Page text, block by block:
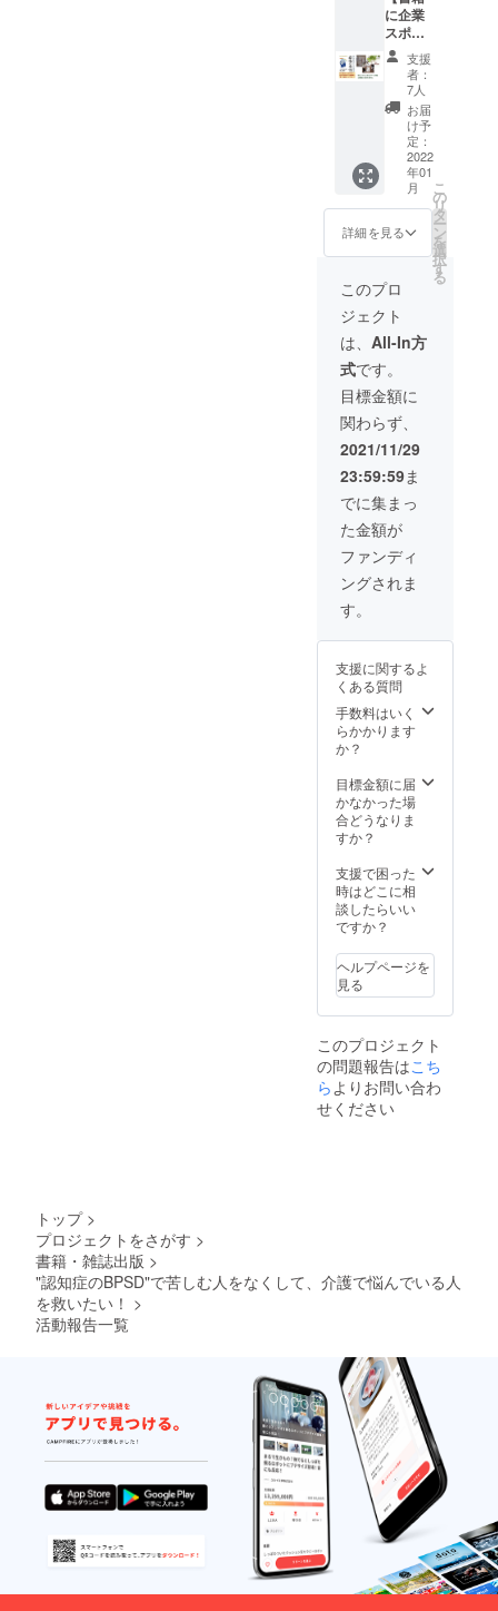
詳細
はメー
ルにて
お知ら
せさせ
ていた
だきま
す・
★JDR
Aオリジ
ナルク
ファイ
ル3枚
販売に
て、特
別仕様
けとな
りま
す！ ・
税込
み・送
料込み
のお値
段です
・書籍
の販売
は出版
社の許
可を
す。
ており
ます。
詳細は
12月上
旬に
メール
にてお
知らせ
させて
いただ
きま
す。 場
所：東
ンでも
能で
す。 ★
「認知
症
BPSD
最後
の希
ラウド
ファン
ディン
グ特別
仕様カ
バー1冊
★JDR
リア
ファイ
ル3枚
バー５
冊 四
六判ソ
フトカ
バー
188mm
×128m
m 200
ページ
★出版
記念セ
ミナー
ご招待
京都内
での開
催予
定
開催
日
2022年
1月中旬
以降～
下旬の
土曜・
日曜日
を予定
してお
りま
す。
コロナ
の状況
決めた
いま
す。交
通費は
自費と
詳細は
メール
にてお
いただ
きま
す・
★JDR
ナルク
リア
ファイ
ル５枚
トでお
送りし
ます。
・書店
販売に
み・送
の販売
は出版
社の許
可を
取って
いま
す。
に企業
スポン
サー様
のお名
前を掲
載＋書
籍10冊
＋クリ
アファ
ル】
★
書籍
「認知
症
BPSD
最後
の希
望」ク
ラウド
ファン
ディン
グ特別
仕様カ
バー10
冊 四
六判ソ
フトカ
バー
188mm
×128m
m 200
ページ
ナルク
ファイ
ル１０
枚を
セット
でお送
す。 ★
書籍に
企業ス
ポン
して企
業名を
掲載さ
せてい
ます。
個人の
方は、
お名前
させて
いただ
きま
す。 ・
掲載の
ただき
ます。
て、特
別仕様
のお届
けとな
りま
す！ ・
税込
み・送
料込み
のお値
段です
・書籍
の販売
は出版
支援
者：
7人
お届
け予
定：
2022
年01
月
詳細を見る
こ
の
リ
タ
ー
ン
を
選
択
す
る
このプロ
ジェクト
は、 All-In方
式です。
目標金額に
関わらず、
2021/11/29
23:59:59ま
でに集まっ
た金額が
ファンディ
ングされま
す。
支援に関するよ
くある質問
手数料はいく
らかかります
か？
目標金額に届
かなかった場
合どうなりま
すか？
支援で困った
時はどこに相
談したらいい
ですか？
ヘルプページを
見る
このプロジェクト
の問題報告はこち
ら よりお問い合わ
せください
トップ >
プロジェクトをさがす >
書籍・雑誌出版 >
"認知症のBPSD"で苦しむ人をなくして、介護で悩んでいる人
を救いたい！ >
活動報告一覧